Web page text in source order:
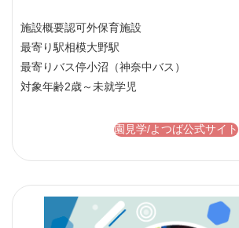
施設概要認可外保育施設
最寄り駅相模大野駅
最寄りバス停小沼（神奈中バス）
対象年齢2歳～未就学児
園見学/よつば公式サイト